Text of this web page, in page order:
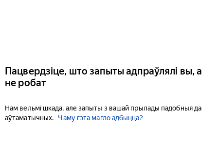
Пацвердзіце, што запыты адпраўлялі вы, а
не робат
Нам вельмі шкада, але запыты з вашай прылады падобныя да
аўтаматычных.
Чаму гэта магло адбыцца?